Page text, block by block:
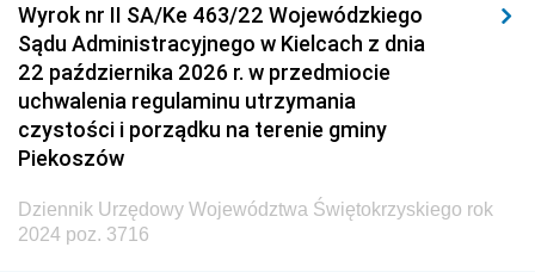
Wyrok nr II SA/Ke 463/22 Wojewódzkiego
Sądu Administracyjnego w Kielcach z dnia
22 października 2026 r. w przedmiocie
uchwalenia regulaminu utrzymania
czystości i porządku na terenie gminy
Piekoszów
Dziennik Urzędowy Województwa Świętokrzyskiego rok
2024 poz. 3716